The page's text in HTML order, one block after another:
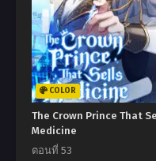
COLOR
The Crown Prince That
Medicine
ตอนที่ 53